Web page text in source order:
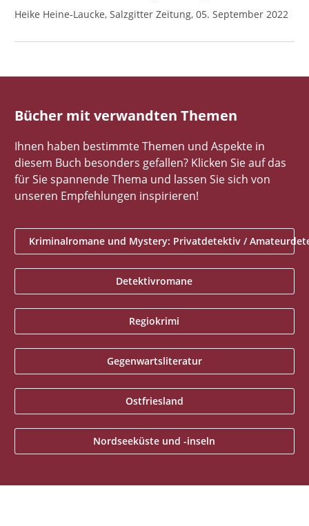
Heike Heine-Laucke, Salzgitter Zeitung, 05. September 2022
Bücher mit verwandten Themen
Ihnen haben bestimmte Themen und Aspekte in
diesem Buch besonders gefallen? Klicken Sie auf das
für Sie spannende Thema und lassen Sie sich von
unseren Empfehlungen inspirieren!
Kriminalromane und Mystery: Privatdetektiv /
Detektivromane
Regiokrimi
Gegenwartsliteratur
Ostfriesland
Nordseeküste und -inseln